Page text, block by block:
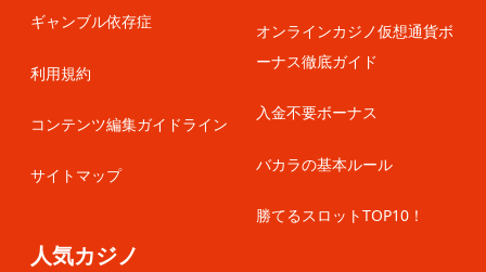
ギャンブル依存症
利用規約
コンテンツ編集ガイドライン
サイトマップ
オンラインカジノ仮想通貨ボ
ーナス徹底ガイド
入金不要ボーナス
バカラの基本ルール
勝てるスロットTOP10！
人気カジノ